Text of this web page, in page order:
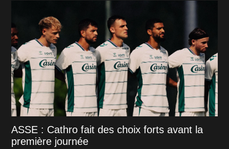
ASSE : Cathro fait des choix forts avant la
première journée